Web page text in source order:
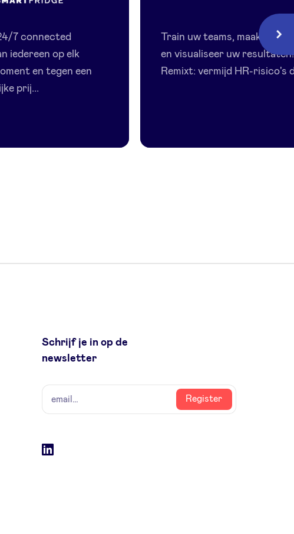
7 connected
iedereen op elk
en tegen een
prij...
Train uw teams, maak de
en visualiseer uw
Remixt: vermijd HR-risico's
Schrijf je in op de
newsletter
naam
email
Register
Social
LinkedIn